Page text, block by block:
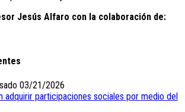
Jesús Alfaro con la colaboración de:
03/21/2026
adquirir participaciones sociales por medio del